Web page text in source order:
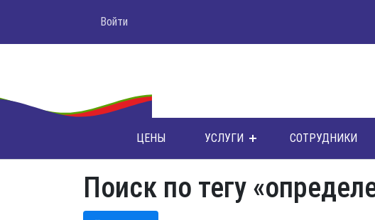
Войти
ЦЕНЫ УСЛУГИ СОТРУДНИКИ
Поиск по тегу